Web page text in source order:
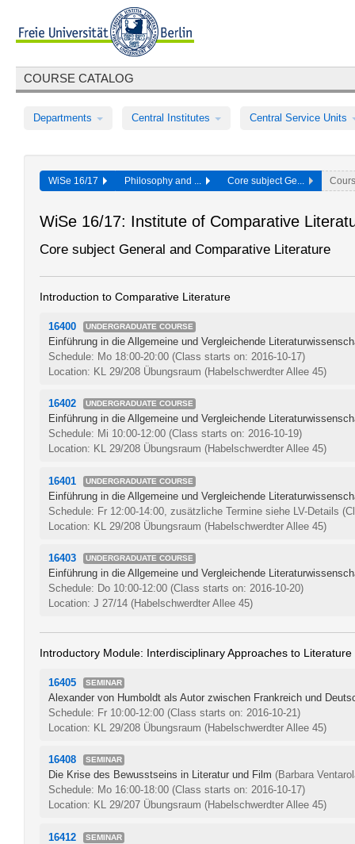
COURSE CATALOG
Departments Central Institutes Central Service Units
WiSe 16/17 Philosophy and ... Core subject Ge...
WiSe 16/17: Institute of Comparative
Core subject General and Comparative Literature
Introduction to Comparative Literature
16400 UNDERGRADUATE COURSE
Einführung in die Allgemeine und Vergleichende
Schedule: Mo 18:00-20:00 (Class starts on: 2016-10-17)
Location: KL 29/208 Übungsraum (Habelschwerdter Allee 45)
16402 UNDERGRADUATE COURSE
Einführung in die Allgemeine und Vergleichende
Schedule: Mi 10:00-12:00 (Class starts on: 2016-10-19)
Location: KL 29/208 Übungsraum (Habelschwerdter Allee 45)
16401 UNDERGRADUATE COURSE
Einführung in die Allgemeine und Vergleichende
Schedule: Fr 12:00-14:00, zusätzliche Termine siehe LV-Details
Location: KL 29/208 Übungsraum (Habelschwerdter Allee 45)
16403 UNDERGRADUATE COURSE
Einführung in die Allgemeine und Vergleichende
Schedule: Do 10:00-12:00 (Class starts on: 2016-10-20)
Location: J 27/14 (Habelschwerdter Allee 45)
Introductory Module: Interdisciplinary Approaches to Literature
16405 SEMINAR
Alexander von Humboldt als Autor zwischen Frankreich und
Schedule: Fr 10:00-12:00 (Class starts on: 2016-10-21)
Location: KL 29/208 Übungsraum (Habelschwerdter Allee 45)
16408 SEMINAR
Die Krise des Bewusstseins in Literatur und Film (Barbara
Schedule: Mo 16:00-18:00 (Class starts on: 2016-10-17)
Location: KL 29/207 Übungsraum (Habelschwerdter Allee 45)
16412 SEMINAR